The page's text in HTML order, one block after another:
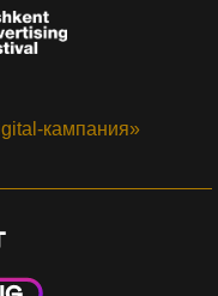
кампания»